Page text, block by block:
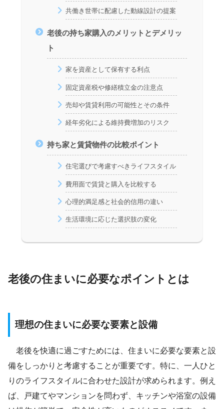
共働き世帯に配慮した動線設計の提案
老後の持ち家購入のメリットとデメリッ
ト
家を資産として保有する利点
固定資産税や修繕積立金の注意点
売却や賃貸利用の可能性とその条件
経年劣化による維持費増加のリスク
持ち家と賃貸物件の比較ポイント
住宅選びで考慮すべきライフスタイル
費用面で賃貸と購入を比較する
心理的満足感と社会的信用の違い
生活環境に応じた選択肢の変化
老後の住まいに必要なポイントとは
理想の住まいに必要な要素と設備
老後を快適に過ごすためには、住まいに必要な要素と設
備をしっかりと考慮することが重要です。特に、一人ひと
りのライフスタイルに合わせた設計が求められます。例え
ば、戸建てやマンションを問わず、キッチンや浴室の設備